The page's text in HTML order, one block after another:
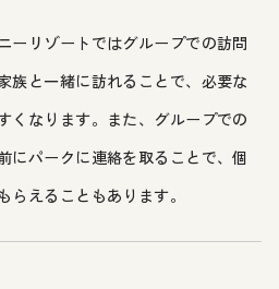
ーリゾートではグループでの訪問
族と一緒に訪れることで、必要な
くなります。また、グループでの
にパークに連絡を取ることで、個
えることもあります。